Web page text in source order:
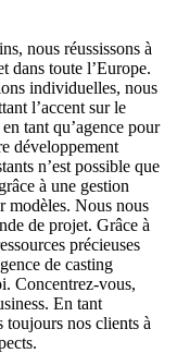
nous réussissons à
dans toute l’Europe.
individuelles, nous
l’accent sur le
tant qu’agence pour
développement
n’est possible que
à une gestion
modèles. Nous nous
de projet. Grâce à
précieuses
de casting
Concentrez-vous,
En tant
toujours nos clients à